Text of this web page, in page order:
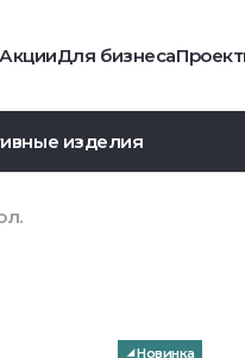
АкцииДля бизнеса
изделия
Новинка